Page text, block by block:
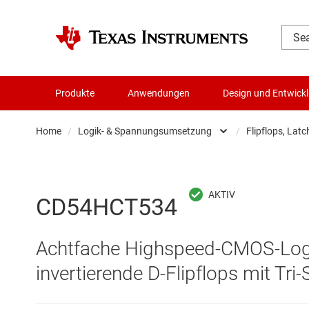
Produkte Anwendungen Design und
Home / Logik- & Spannungsumsetzung
Batteriemanagement-ICs
Die- & Wafer-Services
DLP-Produkte
/ Flipflops,
CD54HCT534
Achtfache Highspeed-CMOS-
invertierende D-Flipflops mit Tri-